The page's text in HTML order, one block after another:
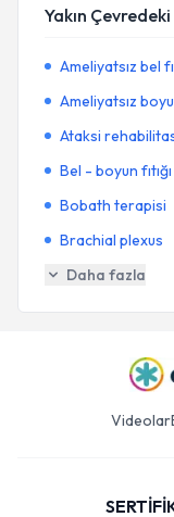
Yakın
Ameliyatsız bel
Ameliyatsız
Ataksi
Bel - boyun fıtığı
Bobath terapisi
Brachial plexus
Daha fazla
Videolar